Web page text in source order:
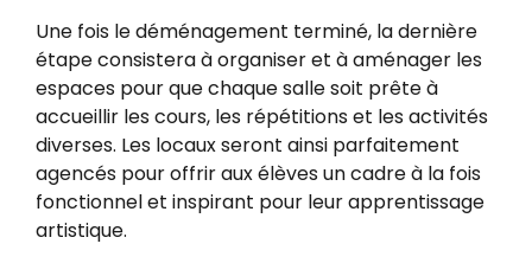
Une fois le déménagement terminé, la dernière
étape consistera à organiser et à aménager les
espaces pour que chaque salle soit prête à
accueillir les cours, les répétitions et les activités
diverses. Les locaux seront ainsi parfaitement
agencés pour offrir aux élèves un cadre à la fois
fonctionnel et inspirant pour leur apprentissage
artistique.